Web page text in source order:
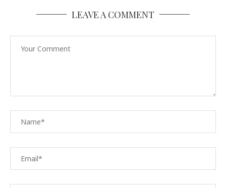
LEAVE A COMMENT